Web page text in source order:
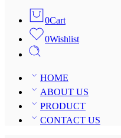
0Cart
0Wishlist
HOME
ABOUT US
PRODUCT
CONTACT US